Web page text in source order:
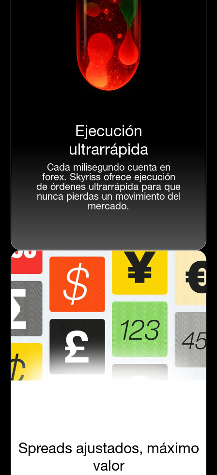
Ejecución
ultrarrápida
Cada milisegundo cuenta en
forex. Skyriss ofrece ejecución
de órdenes ultrarrápida para que
nunca pierdas un movimiento del
mercado.
Spreads ajustados, máximo
valor